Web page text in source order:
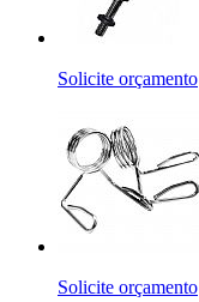
Solicite orçamento
Solicite orçamento